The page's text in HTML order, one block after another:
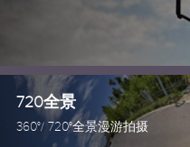
720全景
360°/ 720°全景漫游拍摄